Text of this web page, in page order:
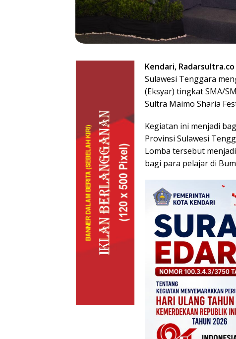
Kendari, Radarsultra.co
Sulawesi Tenggara
(Eksyar) tingkat SMA/
Sultra Maimo Sharia
Kegiatan ini menjadi
Provinsi Sulawesi
Lomba tersebut
bagi para pelajar di